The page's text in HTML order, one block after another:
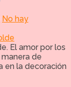
No hay
El amor por los
de
en la decoración